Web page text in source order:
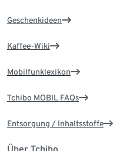
Geschenkideen
Kaffee-Wiki
Mobilfunklexikon
Tchibo MOBIL FAQs
Entsorgung / Inhaltsstoffe